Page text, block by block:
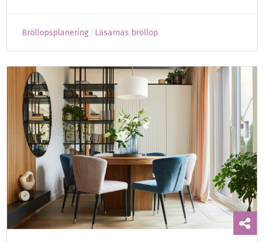
Bröllopsplanering Läsarnas bröllop